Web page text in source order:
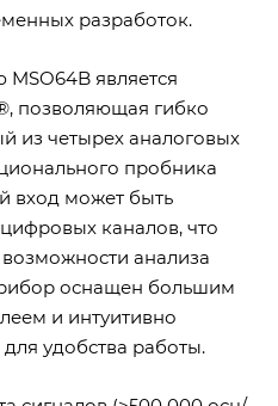
разработок.
является
позволяющая гибко
из четырех аналоговых
пробника
вход может быть
каналов, что
анализа
оснащен большим
и интуитивно
удобства работы.